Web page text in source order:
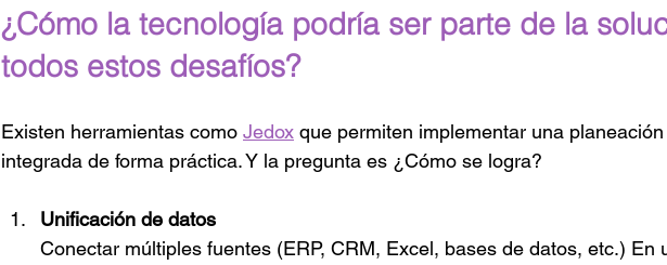
¿Cómo la tecnología podría ser parte de la
todos estos desafíos?
Existen herramientas como Jedox que permiten implementar una
integrada de forma práctica. Y la pregunta es ¿Cómo se logra?
Unificación de datos
Conectar múltiples fuentes (ERP, CRM, Excel, bases de datos, etc.)